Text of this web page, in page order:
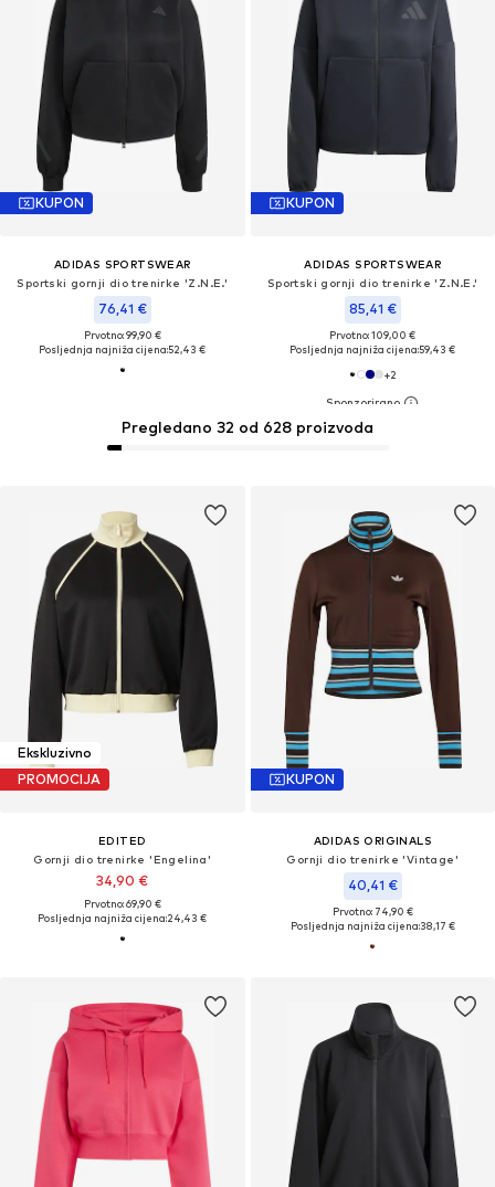
KUPON
ADIDAS SPORTSWEAR
Sportski gornji dio trenirke 'Z.N.E.'
76,41 €
Prvotno: 99,90 €
Posljednja najniža cijena:52,43 €
KUPON
ADIDAS SPORTSWEAR
Sportski gornji dio trenirke 'Z.N.E.'
85,41 €
Prvotno: 109,00 €
Posljednja najniža cijena:59,43 €
+2
Ekskluzivno
PROMOCIJA
EDITED
Gornji dio trenirke 'Engelina'
34,90 €
Prvotno: 69,90 €
Posljednja najniža cijena:24,43 €
KUPON
ADIDAS ORIGINALS
Gornji dio trenirke 'Vintage'
40,41 €
Prvotno: 74,90 €
Posljednja najniža cijena:38,17 €
Pregledano 32 od 628 proizvoda